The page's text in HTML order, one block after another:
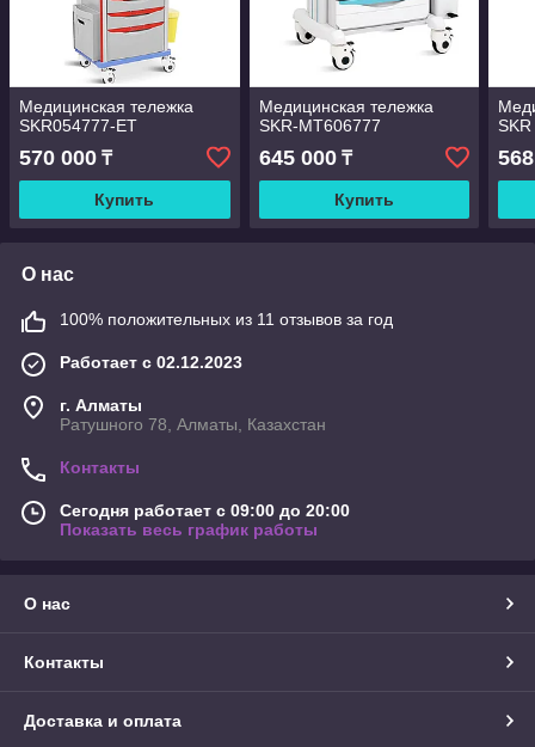
Медицинская тележка
SKR054777-ET
570 000 ₸
Купить
Медицинская тележка
SKR-MT606777
645 000₸
Купить
О нас
100% положительных из 11 отзывов за год
Работает с 02.12.2023
г. Алматы
Ратушного 78, Алматы, Казахстан
Контакты
Сегодня работает с 09:00 до 20:00
Показать весь график работы
О нас
Контакты
Доставка и оплата